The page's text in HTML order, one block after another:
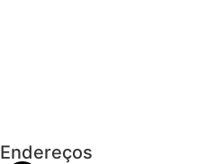
Endereços